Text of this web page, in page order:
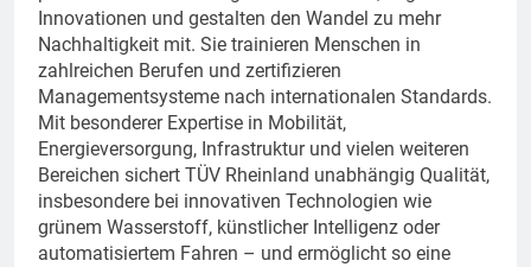
Innovationen und gestalten den Wandel zu mehr
Nachhaltigkeit mit. Sie trainieren Menschen in
zahlreichen Berufen und zertifizieren
Managementsysteme nach internationalen Standards.
Mit besonderer Expertise in Mobilität,
Energieversorgung, Infrastruktur und vielen weiteren
Bereichen sichert TÜV Rheinland unabhängig Qualität,
insbesondere bei innovativen Technologien wie
grünem Wasserstoff, künstlicher Intelligenz oder
automatisiertem Fahren – und ermöglicht so eine